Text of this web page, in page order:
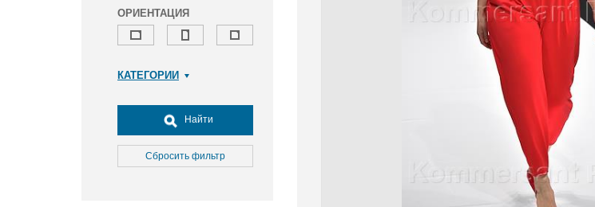
ОРИЕНТАЦИЯ
КАТЕГОРИИ
Досуг, туризм и отдых
Культура
Медицина
Найти
Сбросить фильтр